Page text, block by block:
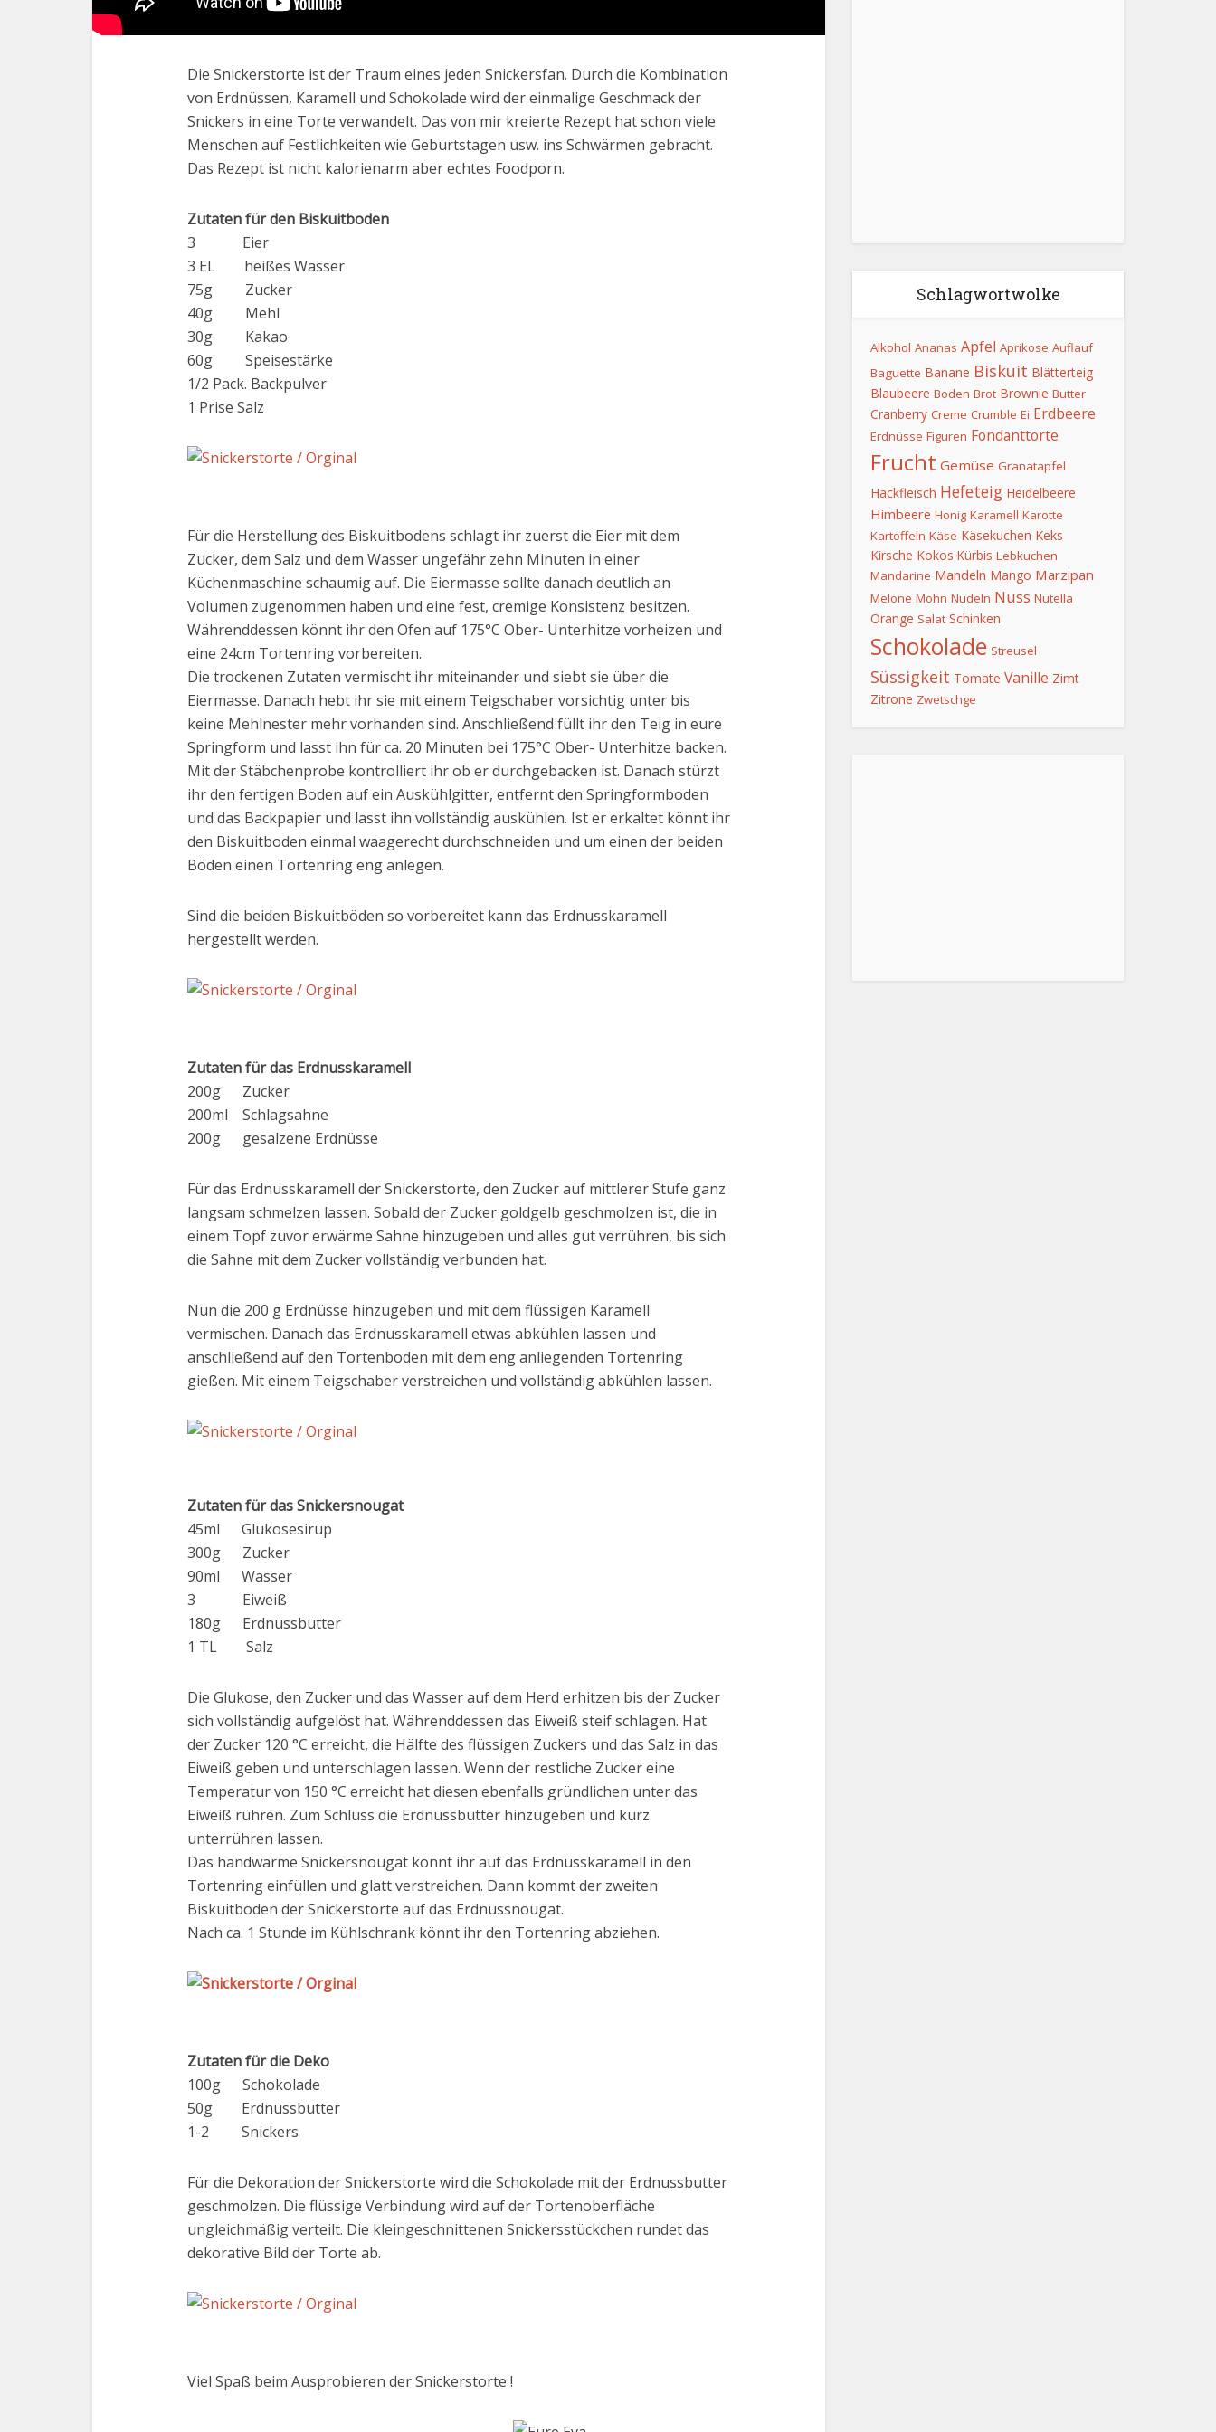
Die Snickerstorte ist der Traum eines jeden Snickersfan. Durch die Kombination
von Erdnüssen, Karamell und Schokolade wird der einmalige Geschmack der
Snickers in eine Torte verwandelt. Das von mir kreierte Rezept hat schon viele
Menschen auf Festlichkeiten wie Geburtstagen usw. ins Schwärmen gebracht.
Das Rezept ist nicht kalorienarm aber echtes Foodporn.
Zutaten für den Biskuitboden
3 Eier
3 EL heißes Wasser
75g Zucker
40g Mehl
30g Kakao
60g Speisestärke
1/2 Pack. Backpulver
1 Prise Salz
Für die Herstellung des Biskuitbodens schlagt ihr zuerst die Eier mit dem
Zucker, dem Salz und dem Wasser ungefähr zehn Minuten in einer
Küchenmaschine schaumig auf. Die Eiermasse sollte danach deutlich an
Volumen zugenommen haben und eine fest, cremige Konsistenz besitzen.
Währenddessen könnt ihr den Ofen auf 175°C Ober- Unterhitze vorheizen und
eine 24cm Tortenring vorbereiten.
Die trockenen Zutaten vermischt ihr miteinander und siebt sie über die
Eiermasse. Danach hebt ihr sie mit einem Teigschaber vorsichtig unter bis
keine Mehlnester mehr vorhanden sind. Anschließend füllt ihr den Teig in eure
Springform und lasst ihn für ca. 20 Minuten bei 175°C Ober- Unterhitze backen.
Mit der Stäbchenprobe kontrolliert ihr ob er durchgebacken ist. Danach stürzt
ihr den fertigen Boden auf ein Auskühlgitter, entfernt den Springformboden
und das Backpapier und lasst ihn vollständig auskühlen. Ist er erkaltet könnt ihr
den Biskuitboden einmal waagerecht durchschneiden und um einen der beiden
Böden einen Tortenring eng anlegen.
Sind die beiden Biskuitböden so vorbereitet kann das Erdnusskaramell
hergestellt werden.
Zutaten für das Erdnusskaramell
200g Zucker
200ml Schlagsahne
200g gesalzene Erdnüsse
Für das Erdnusskaramell der Snickerstorte, den Zucker auf mittlerer Stufe ganz
langsam schmelzen lassen. Sobald der Zucker goldgelb geschmolzen ist, die in
einem Topf zuvor erwärme Sahne hinzugeben und alles gut verrühren, bis sich
die Sahne mit dem Zucker vollständig verbunden hat.
Nun die 200 g Erdnüsse hinzugeben und mit dem flüssigen Karamell
vermischen. Danach das Erdnusskaramell etwas abkühlen lassen und
anschließend auf den Tortenboden mit dem eng anliegenden Tortenring
gießen. Mit einem Teigschaber verstreichen und vollständig abkühlen lassen.
Zutaten für das Snickersnougat
45ml Glukosesirup
300g Zucker
90ml Wasser
3 Eiweiß
180g Erdnussbutter
1 TL Salz
Die Glukose, den Zucker und das Wasser auf dem Herd erhitzen bis der Zucker
sich vollständig aufgelöst hat. Währenddessen das Eiweiß steif schlagen. Hat
der Zucker 120 °C erreicht, die Hälfte des flüssigen Zuckers und das Salz in das
Eiweiß geben und unterschlagen lassen. Wenn der restliche Zucker eine
Temperatur von 150 °C erreicht hat diesen ebenfalls gründlichen unter das
Eiweiß rühren. Zum Schluss die Erdnussbutter hinzugeben und kurz
unterrühren lassen.
Das handwarme Snickersnougat könnt ihr auf das Erdnusskaramell in den
Tortenring einfüllen und glatt verstreichen. Dann kommt der zweiten
Biskuitboden der Snickerstorte auf das Erdnussnougat.
Nach ca. 1 Stunde im Kühlschrank könnt ihr den Tortenring abziehen.
Zutaten für die Deko
100g Schokolade
50g Erdnussbutter
1-2 Snickers
Für die Dekoration der Snickerstorte wird die Schokolade mit der Erdnussbutter
geschmolzen. Die flüssige Verbindung wird auf der Tortenoberfläche
ungleichmäßig verteilt. Die kleingeschnittenen Snickersstückchen rundet das
dekorative Bild der Torte ab.
Viel Spaß beim Ausprobieren der Snickerstorte !
Schlagwortwolke
Alkohol Ananas Apfel Aprikose Auflauf
Baguette Banane Biskuit Blätterteig
Blaubeere Boden Brot Brownie Butter
Cranberry Creme Crumble Ei Erdbeere
Erdnüsse Figuren Fondanttorte
Frucht Gemüse Granatapfel
Hackfleisch Hefeteig Heidelbeere
Himbeere Honig Karamell Karotte
Kartoffeln Käse Käsekuchen Keks
Kirsche Kokos Kürbis Lebkuchen
Mandarine Mandeln Mango Marzipan
Melone Mohn Nudeln Nuss Nutella
Orange Salat Schinken
Schokolade Streusel
Süssigkeit Tomate Vanille Zimt
Zitrone Zwetschge